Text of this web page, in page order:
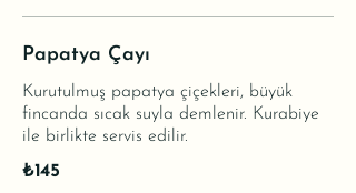
Papatya Çayı
Kurutulmuş papatya çiçekleri, büyük
fincanda sıcak suyla demlenir. Kurabiye
ile birlikte servis edilir.
₺145